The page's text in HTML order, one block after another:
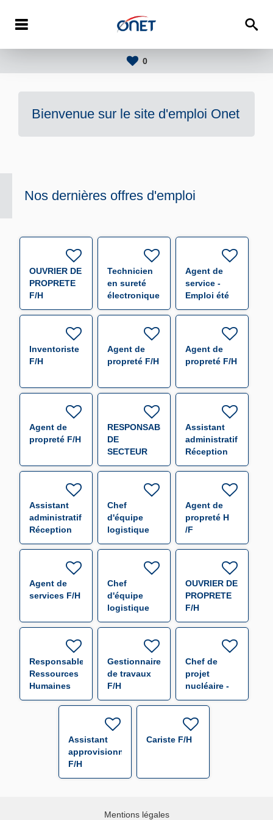
0
Bienvenue sur le site d'emploi Onet
Nos dernières offres d'emploi
OUVRIER DE
PROPRETE
F/H
Technicien
en sureté
électronique
F/H
Agent de
service -
Emploi été
F/H
Inventoriste
F/H
Agent de
propreté F/H
Agent de
propreté F/H
Agent de
propreté F/H
RESPONSABLE
DE
SECTEUR
(000655) F/H
Assistant
administratif
Réception
Expédition
Assistant
administratif
Réception
Expédition
Chef
d'équipe
logistique
F/H
Agent de
propreté H
/F
Agent de
services F/H
Chef
d'équipe
logistique
F/H
OUVRIER DE
PROPRETE
F/H
Responsable
Ressources
Humaines
F/H
Gestionnaire
de travaux
F/H
Chef de
projet
nucléaire -
f/h F/H
Assistant
approvisionneur
F/H
Cariste F/H
Mentions légales